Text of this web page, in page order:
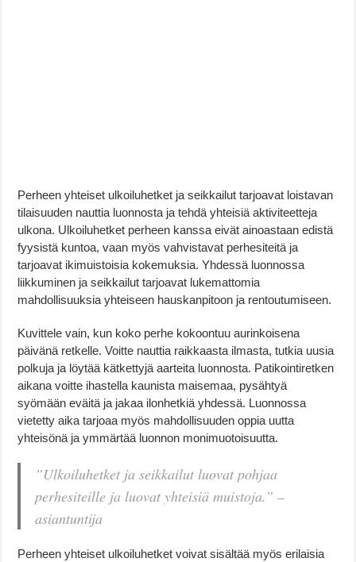
Perheen yhteiset ulkoiluhetket ja seikkailut tarjoavat loistavan
tilaisuuden nauttia luonnosta ja tehdä yhteisiä aktiviteetteja
ulkona. Ulkoiluhetket perheen kanssa eivät ainoastaan edistä
fyysistä kuntoa, vaan myös vahvistavat perhesiteitä ja
tarjoavat ikimuistoisia kokemuksia. Yhdessä luonnossa
liikkuminen ja seikkailut tarjoavat lukemattomia
mahdollisuuksia yhteiseen hauskanpitoon ja rentoutumiseen.
Kuvittele vain, kun koko perhe kokoontuu aurinkoisena
päivänä retkelle. Voitte nauttia raikkaasta ilmasta, tutkia uusia
polkuja ja löytää kätkettyjä aarteita luonnosta. Patikointiretken
aikana voitte ihastella kaunista maisemaa, pysähtyä
syömään eväitä ja jakaa ilonhetkiä yhdessä. Luonnossa
vietetty aika tarjoaa myös mahdollisuuden oppia uutta
yhteisönä ja ymmärtää luonnon monimuotoisuutta.
”Ulkoiluhetket ja seikkailut luovat pohjaa
perhesiteille ja luovat yhteisiä muistoja.” –
asiantuntija
Perheen yhteiset ulkoiluhetket voivat sisältää myös erilaisia